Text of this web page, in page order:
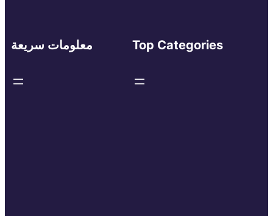
معلومات سريعة Top Categories